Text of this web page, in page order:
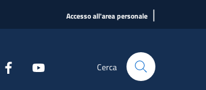
Accesso all'area personale |
Cerca